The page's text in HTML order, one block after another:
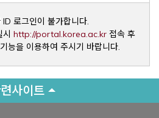
로그인이 불가합니다.
시 http://portal.korea.ac.krOpens a
접속 후
능을 이용하여 주시기 바랍니다.
사이트